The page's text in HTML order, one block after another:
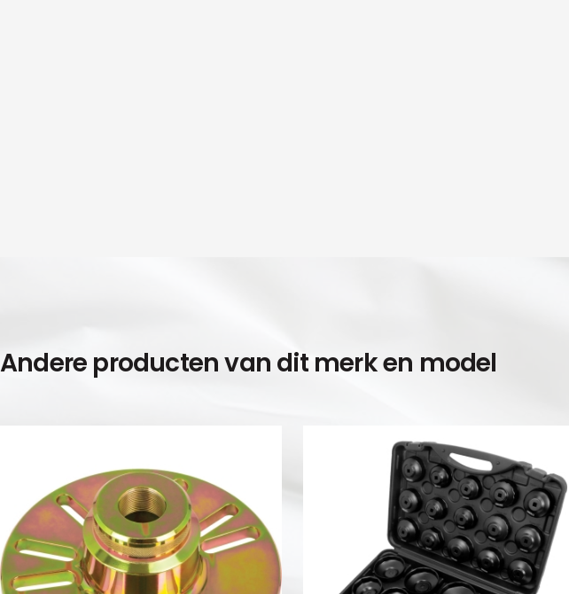
Andere producten van dit merk en model